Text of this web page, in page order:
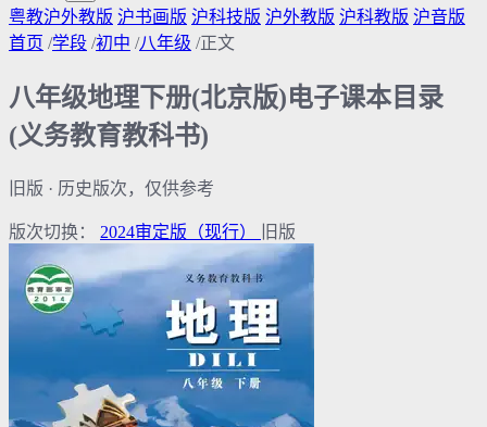
粤教沪外教版 沪书画版 沪科技版 沪外教版 沪科教版 沪音版
首页 /学段 /初中 /八年级 /正文
八年级地理下册(北京版)电子课本目录
(义务教育教科书)
旧版 · 历史版次，仅供参考
版次切换： 2024审定版 （现行） 旧版